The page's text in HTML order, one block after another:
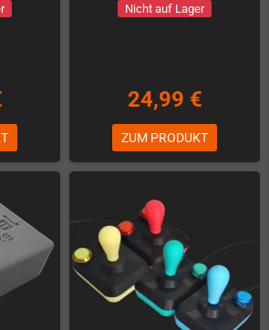
Nicht auf Lager
24,99 €
ZUM PRODUKT